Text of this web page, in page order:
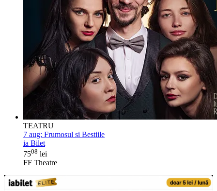
TEATRU
7 aug: Frumosul si Bestiile
ia Bilet
7508 lei
FF Theatre